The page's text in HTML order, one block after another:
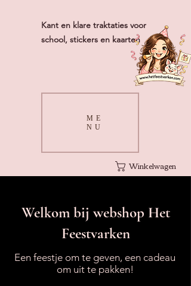
Winkelwagen
Welkom bij webshop Het
Feestvarken
Een feestje om te geven, een cadeau
om uit te pakken!
ME
NU
Kant en klare traktaties voor
school, stickers en kaarten